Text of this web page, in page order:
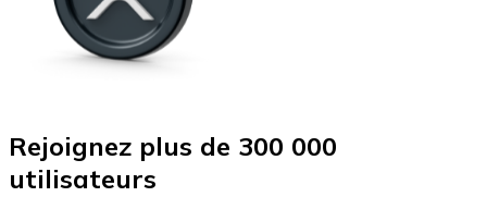
Rejoignez plus de 300 000
utilisateurs